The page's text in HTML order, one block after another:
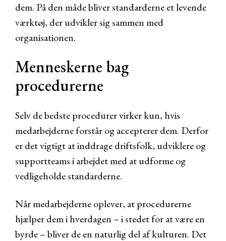
dem. På den måde bliver standarderne et levende
værktøj, der udvikler sig sammen med
organisationen.
Menneskerne bag
procedurerne
Selv de bedste procedurer virker kun, hvis
medarbejderne forstår og accepterer dem. Derfor
er det vigtigt at inddrage driftsfolk, udviklere og
supportteams i arbejdet med at udforme og
vedligeholde standarderne.
Når medarbejderne oplever, at procedurerne
hjælper dem i hverdagen – i stedet for at være en
byrde – bliver de en naturlig del af kulturen. Det